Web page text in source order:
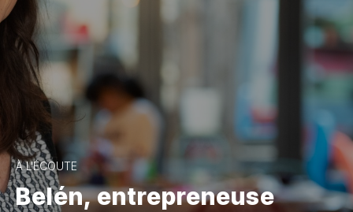
À L'ÉCOUTE
Belén, entrepreneuse